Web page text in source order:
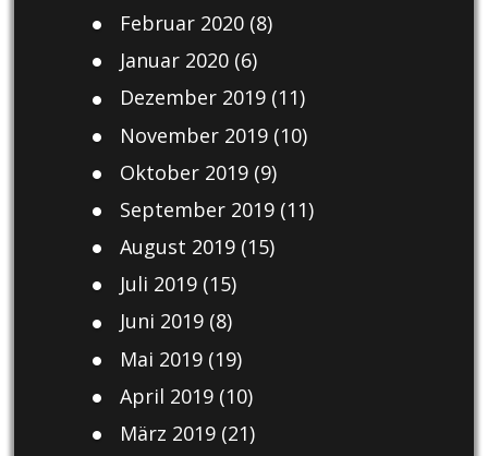
Februar 2020(8)
Januar 2020(6)
Dezember 2019(11)
November 2019(10)
Oktober 2019(9)
September 2019(11)
August 2019(15)
Juli 2019(15)
Juni 2019(8)
Mai 2019(19)
April 2019(10)
März 2019(21)